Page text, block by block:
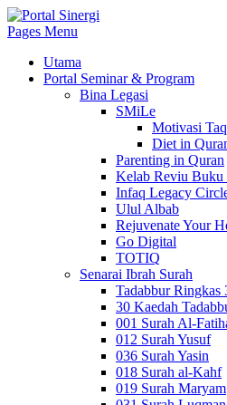
Pages Menu
Utama
Portal Seminar & Program
Bina Legasi
SMiLe
Motivasi
Diet in
Parenting in Quran
Kelab Reviu
Infaq Legacy
Ulul Albab
Rejuvenate Your
Go Digital
TOTIQ
Senarai Ibrah Surah
Tadabbur Ringkas
30 Kaedah
001 Surah Al-
012 Surah Yusuf
036 Surah Yasin
018 Surah al-Kahf
019 Surah Maryam